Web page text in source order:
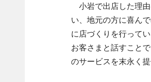
小岩で出店した理
い、地元の方に喜ん
に店づくりを行って
お客さまと話すこと
のサービスを末永く